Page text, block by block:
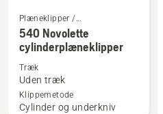
Se
flere
detaljer
om
540
Novolette
Plæneklipper /
Græsslåmaskine
540 Novolette
cylinderplæneklipper
Træk
Uden træk
Klippemetode
Cylinder og underkniv